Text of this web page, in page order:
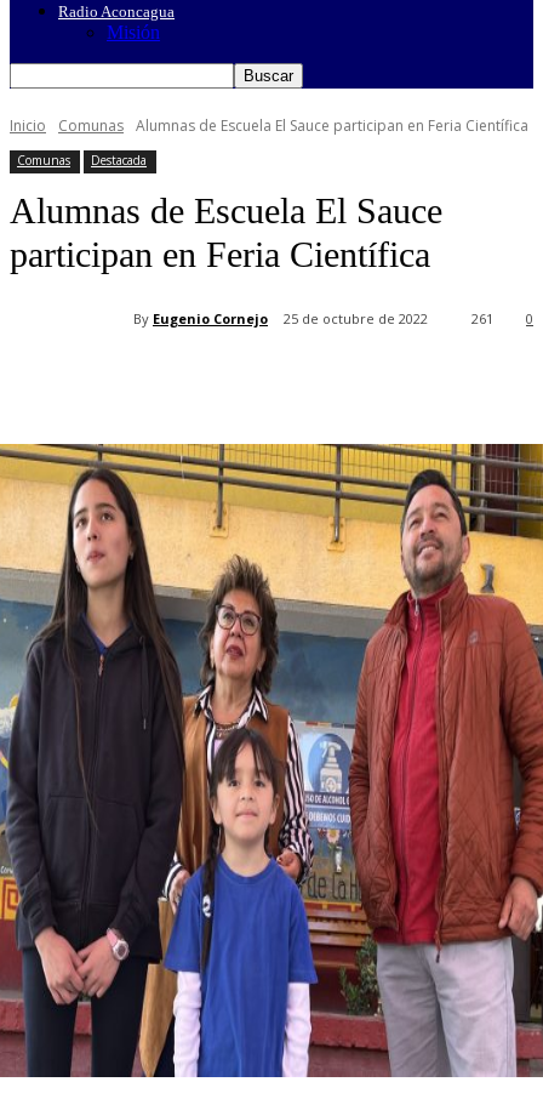
Radio Aconcagua
Misión
Inicio Comunas Alumnas de Escuela El Sauce participan en Feria Científica
Comunas Destacada
Alumnas de Escuela El Sauce
participan en Feria Científica
By Eugenio Cornejo 25 de octubre de 2022 0
261